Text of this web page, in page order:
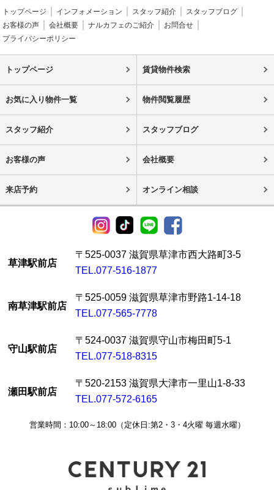
トップページ インフォメーション スタッフ紹介
スタッフブログ
お客様の声
会社概要 ナルカフェのご紹介
お問合せ
プライバシーポリシー
トップページ 賃貸物件検索
お気に入り物件一覧 物件閲覧履歴
スタッフ紹介 スタッフブログ
お客様の声 会社概要
来店予約 オンライン相談
草津駅前店
〒525-0037 滋賀県草津市西大路町3-5
TEL.077-516-1877
南草津駅前店
〒525-0059 滋賀県草津市野路1-14-18
TEL.077-565-7778
守山駅前店
〒524-0037 滋賀県守山市梅田町5-1
TEL.077-518-8315
瀬田駅前店
〒520-2153 滋賀県大津市一里山1-8-33
TEL.077-572-6165
営業時間：10:00～18:00（定休日:第2・3・4火曜 毎週水曜）